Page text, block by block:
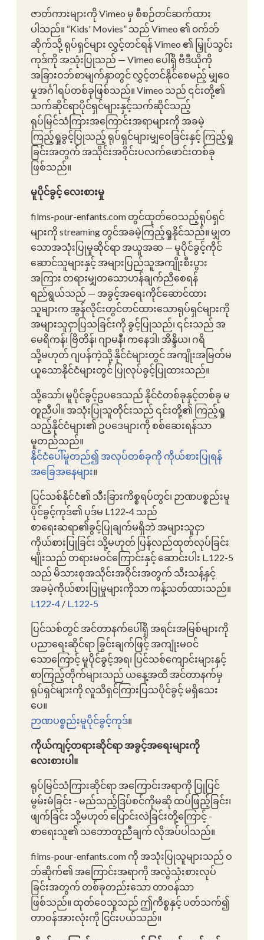
ဇာတ်ကားများကို Vimeo မှ စီစဉ်တင်ဆက်ထား
ပါသည်။ “Kids' Movies” သည် Vimeo ၏ ၀က်ဘ်
ဆိုက်သို့ ရုပ်ရှင်များ လွှင့်တင်ရန် Vimeo ၏ မြှုပ်သွင်း
ကုဒ်ကို အသုံးပြုသည် — Vimeo ပေါ်ရှိ ဗီဒီယိုကို
အခြားဝဘ်စာမျက်နှာတွင် လွှင့်တင်နိုင်စေမည့် မျှဝေ
မှုအင်္ဂါရပ်တစ်ခုဖြစ်သည်။ Vimeo သည် ၎င်းတို့၏
သက်ဆိုင်ရာပိုင်ရှင်များနှင့်သက်ဆိုင်သည့်
ရုပ်မြင်သံကြားအကြောင်းအရာများကို အခမဲ့
ကြည့်ရှုခွင့်ပြုသည့် ရုပ်ရှင်များမျှဝေခြင်းနှင့် ကြည့်ရှု
ခြင်းအတွက် အသိုင်းအဝိုင်းပလက်ဖောင်းတစ်ခု
ဖြစ်သည်။
မူပိုင်ခွင့် လေးစားမှု
films-pour-enfants.com တွင်ထုတ်ဝေသည့်ရုပ်ရှင်
များကို streaming တွင်အခမဲ့ကြည့်ရှုနိုင်သည်။ မျှတ
သောအသုံးပြုမှုဆိုင်ရာ အယူအဆ — မူပိုင်ခွင့်ကိုင်
ဆောင်သူများနှင့် အများပြည်သူအကျိုးစီးပွား
အကြား တရားမျှတသောဟန်ချက်ညီစေရန်
ရည်ရွယ်သည် — အခွင့်အရေးကိုင်ဆောင်ထား
သူများက အွန်လိုင်းတွင်တင်ထားသောရုပ်ရှင်များကို
အများသူငှာပြသခြင်းကို ခွင့်ပြုသည်၊ ၎င်းသည် အ
မေရိကန်၊ ဗြိတိန်၊ ဂျာမနီ၊ ကနေဒါ၊ အိန္ဒိယ၊ ဂရိ
သို့မဟုတ် ဂျပန်ကဲ့သို့ နိုင်ငံများတွင် အကျိုးအမြတ်မ
ယူသောနိုင်ငံများတွင် ပြုလုပ်ခွင့်ပြုထားသည်။
သို့သော်၊ မူပိုင်ခွင့်ဥပဒေသည် နိုင်ငံတစ်ခုနှင့်တစ်ခု မ
တူညီပါ။ အသုံးပြုသူတိုင်းသည် ၎င်းတို့၏ ကြည့်ရှု
သည့်နိုင်ငံများ၏ ဥပဒေများကို စစ်ဆေးရန်သာ
မူတည်သည်။
နိုင်ငံပေါ်မူတည်၍ အလုပ်တစ်ခုကို ကိုယ်စားပြုရန်
အခြေအနေများ။
ပြင်သစ်နိုင်ငံ၏ သီးခြားကိစ္စရပ်တွင်၊ ဉာဏပစ္စည်းမူ
ပိုင်ခွင့်ကုဒ်၏ ပုဒ်မ L122-4 သည်
စာရေးဆရာ၏ခွင့်ပြုချက်မရှိဘဲ အများသူငှာ
ကိုယ်စားပြုခြင်း သို့မဟုတ် ပြန်လည်ထုတ်လုပ်ခြင်း
မျိုးသည် တရားမဝင်ကြောင်းနှင့် ဆောင်းပါး L.122-5
သည် မိသားစုအသိုင်းအဝိုင်းအတွက် သီးသန့်နှင့်
အခမဲ့ကိုယ်စားပြုမှုများကိုသာ ကန့်သတ်ထားသည်။
L122-4 / L.122-5
ပြင်သစ်တွင် အင်တာနက်ပေါ်ရှိ အရင်းအမြစ်များကို
ပညာရေးဆိုင်ရာ ခြွင်းချက်ဖြင့် အကျုံးမဝင်
သောကြောင့် မူပိုင်ခွင့်အရ၊ ပြင်သစ်ကျောင်းများနှင့်
စာကြည့်တိုက်များသည် ယနေ့အထိ အင်တာနက်မှ
ရုပ်ရှင်များကို လူသိရှင်ကြားပြသပိုင်ခွင့် မရှိသေး
ပေ။
ဉာဏပစ္စည်းမူပိုင်ခွင့်ကုဒ်။
ကိုယ်ကျင့်တရားဆိုင်ရာ အခွင့်အရေးများကို
လေးစားပါ။
ရုပ်မြင်သံကြားဆိုင်ရာ အကြောင်းအရာကို ပြုပြင်
မွမ်းမံခြင်း - မည်သည့်ဒြပ်စင်ကိုမဆို ထပ်ဖြည့်ခြင်း၊
ဖျက်ခြင်း သို့မဟုတ် ပြောင်းလဲခြင်းတို့ကြောင့် -
စာရေးသူ၏ သဘောတူညီချက် လိုအပ်ပါသည်။
films-pour-enfants.com ကို အသုံးပြုသူများသည် ဝ
ဘ်ဆိုက်၏ အကြောင်းအရာကို အလွဲသုံးစားလုပ်
ခြင်းအတွက် တစ်ခုတည်းသော တာဝန်သာ
ဖြစ်သည်။ ထုတ်ဝေသူသည် ဤကိစ္စနှင့် ပတ်သက်၍
တာဝန်အားလုံးကို ငြင်းပယ်သည်။